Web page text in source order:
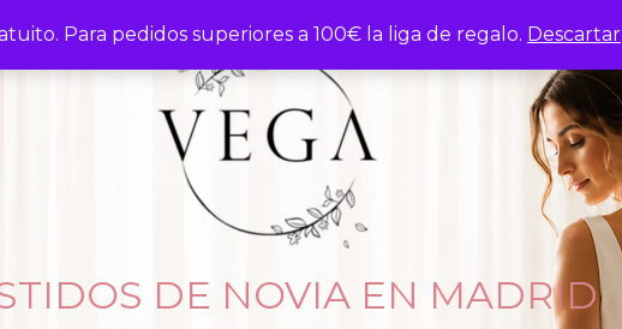
Para pedidos superiores a 100€ la liga de regalo. Descartar
DE NOVIA EN MADRID